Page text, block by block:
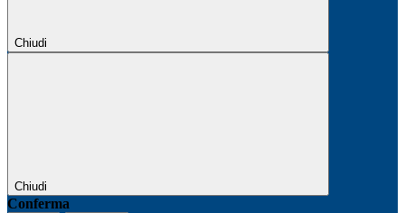
Chiudi
Chiudi
Conferma